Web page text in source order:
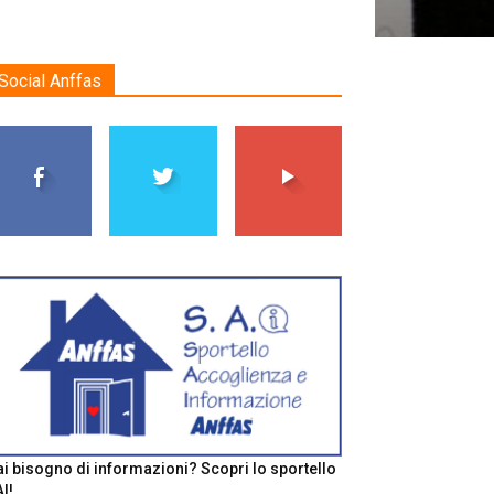
Anffas
bisogno di informazioni? Scopri lo sportello